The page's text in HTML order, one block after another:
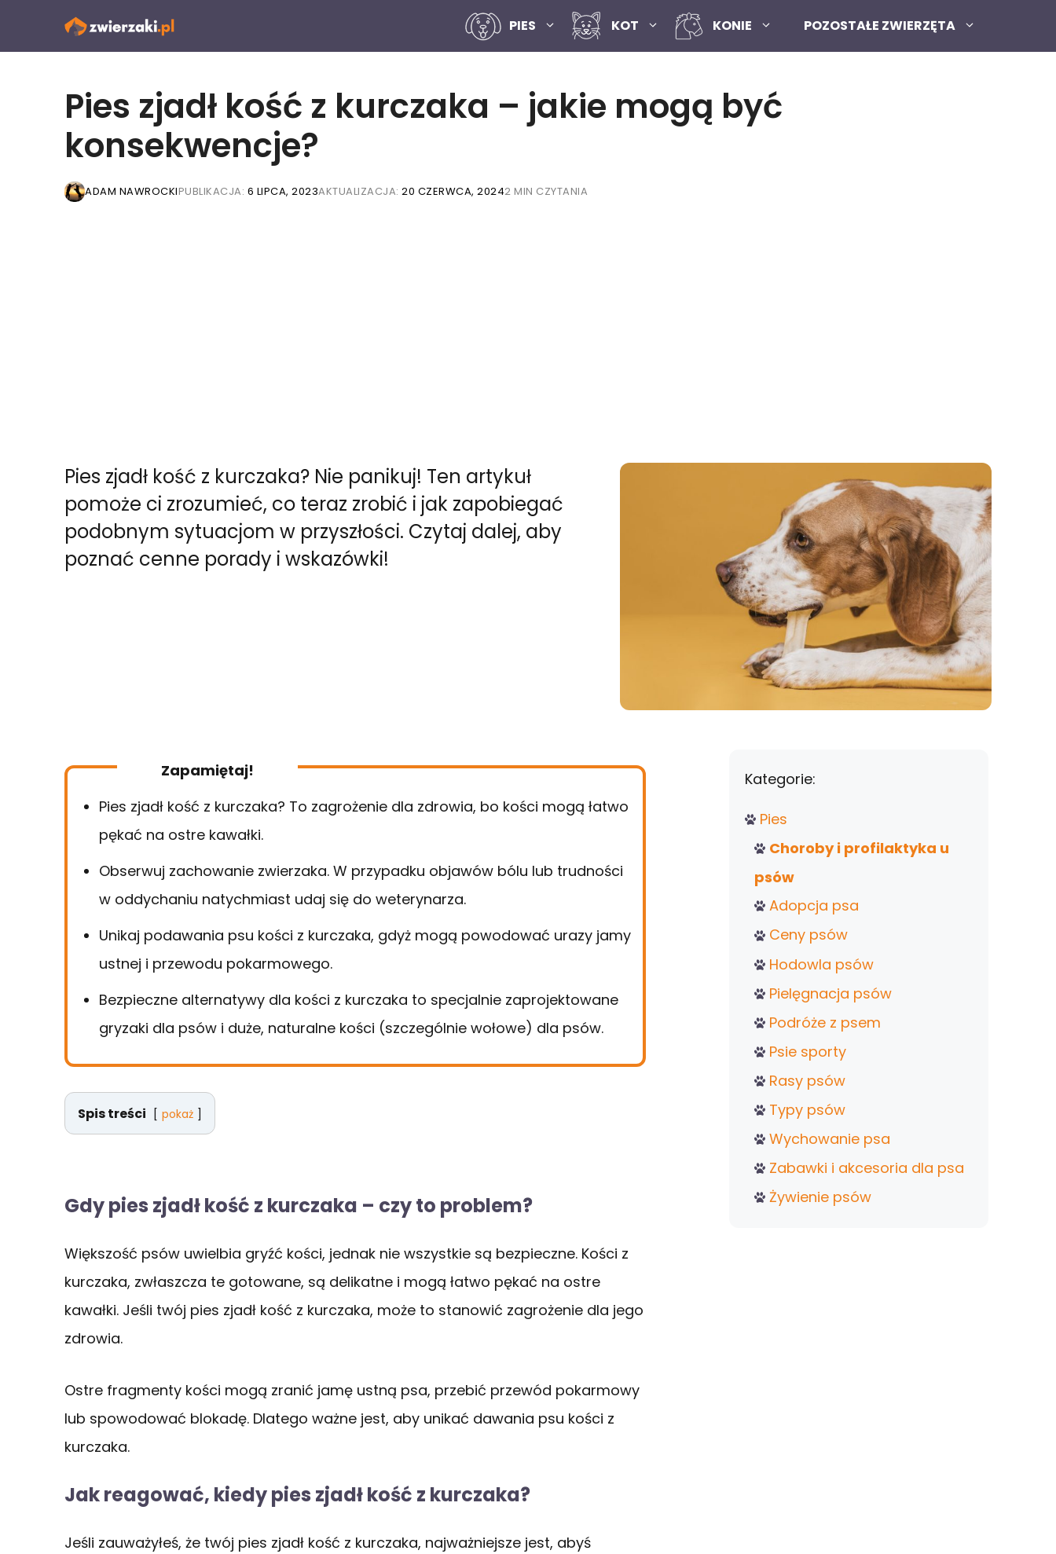
PIES KOT KONIE POZOSTAŁE ZWIERZĘTA
Pies zjadł kość z kurczaka – jakie mogą być
konsekwencje?
ADAM NAWROCKIPUBLIKACJA: 6 LIPCA, 2023AKTUALIZACJA: 20 CZERWCA, 20242 MIN CZYTANIA
Pies zjadł kość z kurczaka? Nie panikuj! Ten artykuł
pomoże ci zrozumieć, co teraz zrobić i jak zapobiegać
podobnym sytuacjom w przyszłości. Czytaj dalej, aby
poznać cenne porady i wskazówki!
Zapamiętaj!
Pies zjadł kość z kurczaka? To zagrożenie dla zdrowia, bo kości mogą łatwo
pękać na ostre kawałki.
Obserwuj zachowanie zwierzaka. W przypadku objawów bólu lub trudności
w oddychaniu natychmiast udaj się do weterynarza.
Unikaj podawania psu kości z kurczaka, gdyż mogą powodować urazy jamy
ustnej i przewodu pokarmowego.
Bezpieczne alternatywy dla kości z kurczaka to specjalnie zaprojektowane
gryzaki dla psów i duże, naturalne kości (szczególnie wołowe) dla psów.
Spis treści pokaż
Gdy pies zjadł kość z kurczaka – czy to problem?
Większość psów uwielbia gryźć kości, jednak nie wszystkie są bezpieczne. Kości z
kurczaka, zwłaszcza te gotowane, są delikatne i mogą łatwo pękać na ostre
kawałki. Jeśli twój pies zjadł kość z kurczaka, może to stanowić zagrożenie dla jego
zdrowia.
Ostre fragmenty kości mogą zranić jamę ustną psa, przebić przewód pokarmowy
lub spowodować blokadę. Dlatego ważne jest, aby unikać dawania psu kości z
kurczaka.
Jak reagować, kiedy pies zjadł kość z kurczaka?
Jeśli zauważyłeś, że twój pies zjadł kość z kurczaka, najważniejsze jest, abyś
Kategorie:
Pies
Choroby i profilaktyka u
psów
Adopcja psa
Ceny psów
Hodowla psów
Pielęgnacja psów
Podróże z psem
Psie sporty
Rasy psów
Typy psów
Wychowanie psa
Zabawki i akcesoria dla psa
Żywienie psów